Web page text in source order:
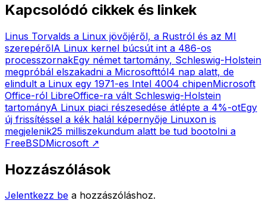
Kapcsolódó cikkek és linkek
Linus Torvalds a Linux jövőjéről, a Rustról és az MI
szerepérőlA Linux kernel búcsút int a 486-os
processzornakEgy német tartomány, Schleswig-Holstein
megpróbál elszakadni a Microsofttól4 nap alatt, de
elindult a Linux egy 1971-es Intel 4004 chipenMicrosoft
Office-ról LibreOffice-ra vált Schleswig-Holstein
tartományA Linux piaci részesedése átlépte a 4%-otEgy
új frissítéssel a kék halál képernyője Linuxon is
megjelenik25 milliszekundum alatt be tud bootolni a
FreeBSDMicrosoft ↗
Hozzászólások
Jelentkezz be a hozzászóláshoz.